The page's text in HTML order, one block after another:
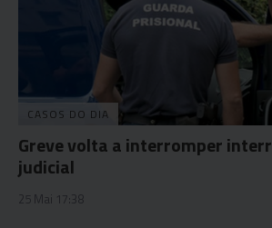
CASOS DO DIA
Greve volta a interromper
judicial
25 Mai 17:38